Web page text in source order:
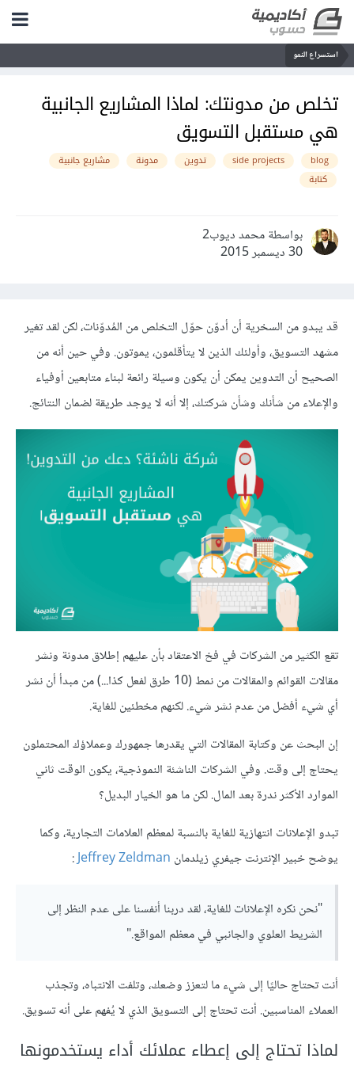
استسراع النمو
تخلص من مدونتك: لماذا المشاريع الجانبية
هي مستقبل التسويق
blog
side projects تدوين مدونة
مشاريع جانبية
كتابة
بواسطة محمد ديوب2
30 ديسمبر 2015
قد يبدو من السخرية أن أدوّن حوّل التخلص من المُدوّنات، لكن لقد تغير
مشهد التسويق، وأولئك الذين لا يتأقلمون، يموتون. وفي حين أنه من
الصحيح أن التدوين يمكن أن يكون وسيلة رائعة لبناء متابعين أوفياء
والإعلاء من شأنك وشأن شركتك، إلا أنه لا يوجد طريقة لضمان النتائج.
تقع الكثير من الشركات في فخ الاعتقاد بأن عليهم إطلاق مدونة ونشر
مقالات القوائم والمقالات من نمط (10 طرق لفعل كذا...) من مبدأ أن نشر
أي شيء أفضل من عدم نشر شيء. لكنهم مخطئين للغاية.
إن البحث عن وكتابة المقالات التي يقدرها جمهورك وعملاؤك المحتملون
يحتاج إلى وقت. وفي الشركات الناشئة النموذجية، يكون الوقت ثاني
الموارد الأكثر ندرة بعد المال. لكن ما هو الخيار البديل؟
تبدو الإعلانات انتهازية للغاية بالنسبة لمعظم العلامات التجارية، وكما
يوضح خبير الإنترنت جيفري زيلدمان Jeffrey Zeldman
:
"نحن نكره الإعلانات للغاية، لقد دربنا أنفسنا على عدم النظر إلى
الشريط العلوي والجانبي في معظم المواقع."
أنت تحتاج حاليًا إلى شيء ما لتعزز وضعك، وتلفت الانتباه، وتجذب
العملاء المناسبين. أنت تحتاج إلى التسويق الذي لا يُفهم على أنه تسويق.
لماذا تحتاج إلى إعطاء عملائك أداء يستخدمونها